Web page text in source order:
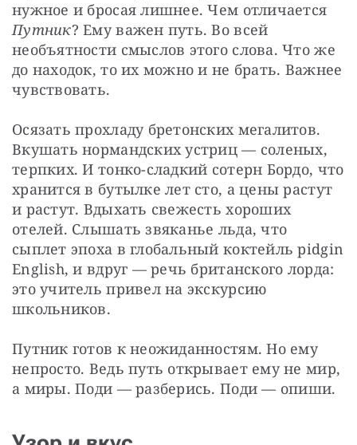
Путник? Ему важен путь. Во всей
необъятности смыслов этого слова. Что же
до находок, то их можно и не брать. Важнее
чувствовать.
Осязать прохладу бретонских мегалитов.
Вкушать нормандских устриц — соленых,
терпких. И тонко-сладкий сотерн Бордо, что
хранится в бутылке лет сто, а цены растут
и растут. Вдыхать свежесть хороших
отелей. Слышать звяканье льда, что
сыплет эпоха в глобальный коктейль pidgin
English, и вдруг — речь британского лорда:
это учитель привел на экскурсию
школьников.
Путник готов к неожиданностям. Но ему
непросто. Ведь путь открывает ему не мир,
а миры. Поди — разберись. Поди — опиши.